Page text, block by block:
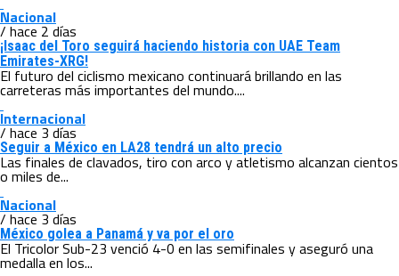
Nacional
/ hace 2 días
¡Isaac del Toro seguirá haciendo historia con UAE Team
Emirates-XRG!
El futuro del ciclismo mexicano continuará brillando en las
carreteras más importantes del mundo....
Internacional
/ hace 3 días
Seguir a México en LA28 tendrá un alto precio
Las finales de clavados, tiro con arco y atletismo alcanzan cientos
o miles de...
Nacional
/ hace 3 días
México golea a Panamá y va por el oro
El Tricolor Sub-23 venció 4-0 en las semifinales y aseguró una
medalla en los...